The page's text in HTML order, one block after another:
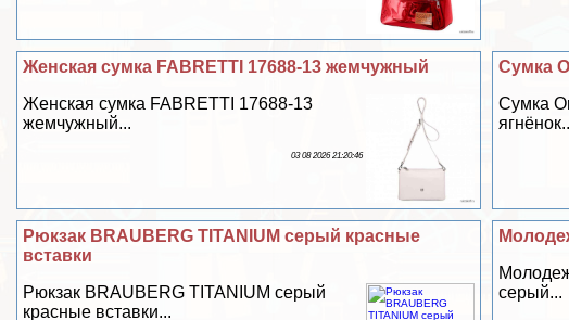
Сумка
Сумка
Женская сумка FABRETTI 17688-13 жемчужный
Женская сумка FABRETTI 17688-13
жемчужный...
03 08 2026 21:20:46
серый...
Рюкзак BRAUBERG TITANIUM серый красные
вставки
Рюкзак BRAUBERG TITANIUM серый
красные вставки...